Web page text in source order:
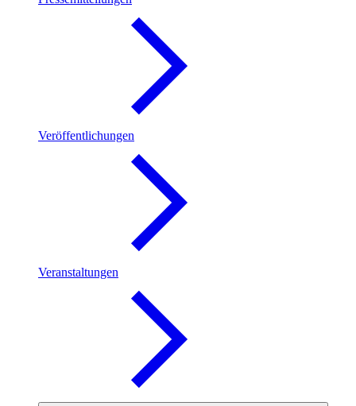
Veröffentlichungen
Veranstaltungen